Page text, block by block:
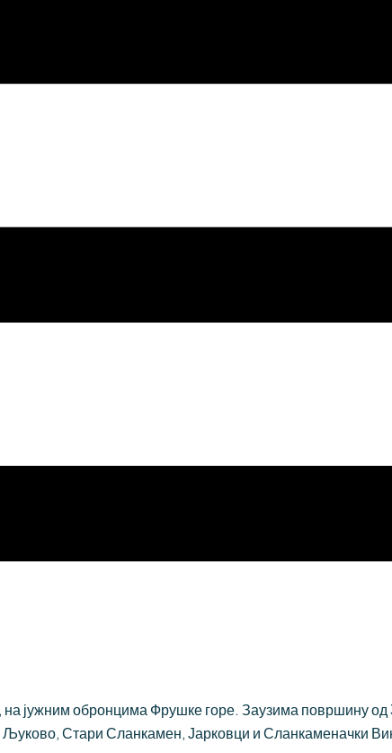
јужним обронцима Фрушке горе. Заузима површину
Стари Сланкамен, Јарковци и Сланкаменачки